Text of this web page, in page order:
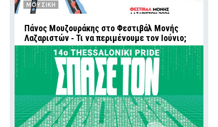
ΜΟΥΣΙΚΗ
Πάνος Μουζουράκης στο Φεστιβάλ Μονής
Λαζαριστών ‑ Τι να περιμένουμε τον Ιούνιο;